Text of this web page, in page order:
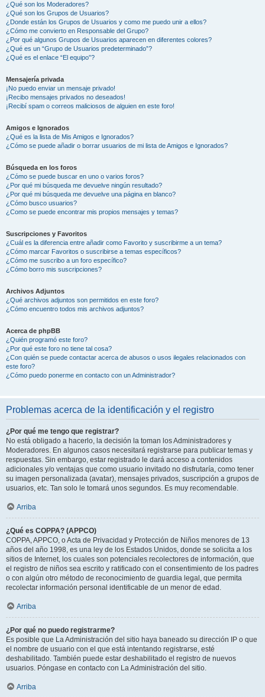
¿Qué son los Moderadores?
¿Qué son los Grupos de Usuarios?
¿Donde están los Grupos de Usuarios y como me puedo unir a ellos?
¿Cómo me convierto en Responsable del Grupo?
¿Por qué algunos Grupos de Usuarios aparecen en diferentes colores?
¿Qué es un “Grupo de Usuarios predeterminado”?
¿Qué es el enlace “El equipo”?
Mensajería privada
¡No puedo enviar un mensaje privado!
¡Recibo mensajes privados no deseados!
¡Recibí spam o correos maliciosos de alguien en este foro!
Amigos e Ignorados
¿Qué es la lista de Mis Amigos e Ignorados?
¿Cómo se puede añadir o borrar usuarios de mi lista de Amigos e Ignorados?
Búsqueda en los foros
¿Cómo se puede buscar en uno o varios foros?
¿Por qué mi búsqueda me devuelve ningún resultado?
¿Por qué mi búsqueda me devuelve una página en blanco?
¿Cómo busco usuarios?
¿Como se puede encontrar mis propios mensajes y temas?
Suscripciones y Favoritos
¿Cuál es la diferencia entre añadir como Favorito y suscribirme a un tema?
¿Cómo marcar Favoritos o suscribirse a temas específicos?
¿Cómo me suscribo a un foro específico?
¿Cómo borro mis suscripciones?
Archivos Adjuntos
¿Qué archivos adjuntos son permitidos en este foro?
¿Cómo encuentro todos mis archivos adjuntos?
Acerca de phpBB
¿Quién programó este foro?
¿Por qué este foro no tiene tal cosa?
¿Con quién se puede contactar acerca de abusos o usos ilegales relacionados con
este foro?
¿Cómo puedo ponerme en contacto con un Administrador?
Problemas acerca de la identificación y el registro
¿Por qué me tengo que registrar?
No está obligado a hacerlo, la decisión la toman los Administradores y
Moderadores. En algunos casos necesitará registrarse para publicar temas y
respuestas. Sin embargo, estar registrado le dará acceso a contenidos
adicionales y/o ventajas que como usuario invitado no disfrutaría, como tener
su imagen personalizada (avatar), mensajes privados, suscripción a grupos de
usuarios, etc. Tan solo le tomará unos segundos. Es muy recomendable.
Arriba
¿Qué es COPPA? (APPCO)
COPPA, APPCO, o Acta de Privacidad y Protección de Niños menores de 13
años del año 1998, es una ley de los Estados Unidos, donde se solicita a los
sitios de Internet, los cuales son potenciales recolectores de información, que
el registro de niños sea escrito y ratificado con el consentimiento de los padres
o con algún otro método de reconocimiento de guardia legal, que permita
recolectar información personal identificable de un menor de edad.
Arriba
¿Por qué no puedo registrarme?
Es posible que La Administración del sitio haya baneado su dirección IP o que
el nombre de usuario con el que está intentando registrarse, esté
deshabilitado. También puede estar deshabilitado el registro de nuevos
usuarios. Póngase en contacto con La Administración del sitio.
Arriba